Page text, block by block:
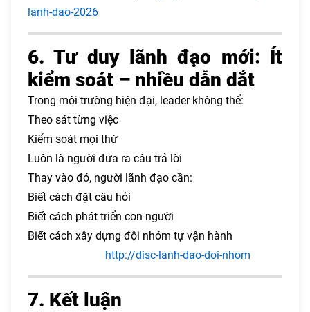
lanh-dao-2026
6. Tư duy lãnh đạo mới: Ít
kiểm soát – nhiều dẫn dắt
Trong môi trường hiện đại, leader không thể:
Theo sát từng việc
Kiểm soát mọi thứ
Luôn là người đưa ra câu trả lời
Thay vào đó, người lãnh đạo cần:
Biết cách đặt câu hỏi
Biết cách phát triển con người
Biết cách xây dựng đội nhóm tự vận hành
http://disc-lanh-dao-doi-nhom
7. Kết luận